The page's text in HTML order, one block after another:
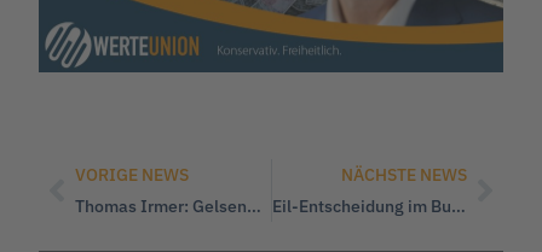
VORIGE NEWS
Thomas Irmer: Gelsenkirchen braucht eine Politik, die handelt – nicht nur redet!
NÄCHSTE NEWS
Eil-Entscheidung im Bundestag: Droht ein Verfassungsbruch?